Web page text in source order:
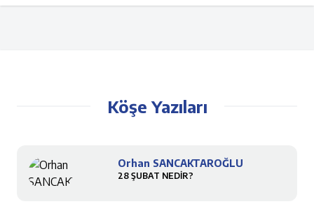
Köşe Yazıları
Orhan SANCAKTAROĞLU
28 ŞUBAT NEDİR?